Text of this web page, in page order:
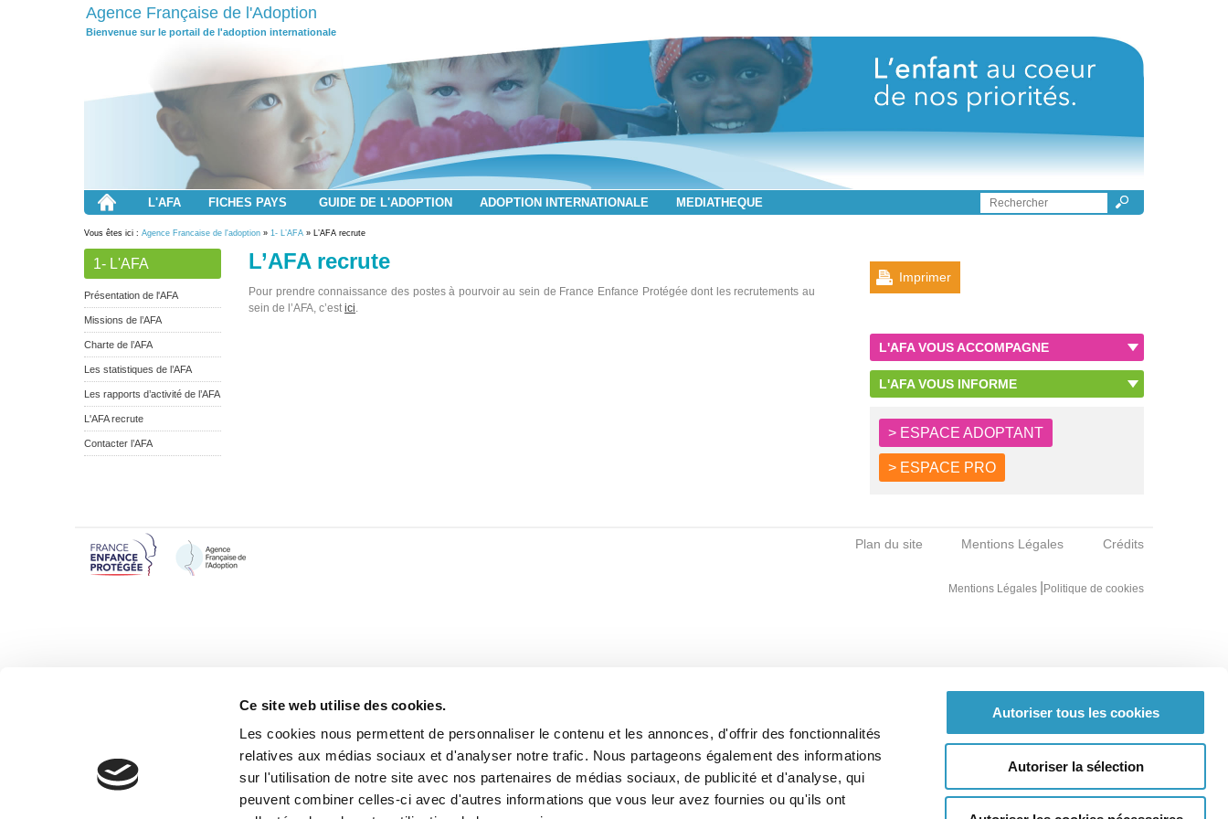
Ce site web utilise des cookies.
Les cookies nous permettent de personnaliser le contenu et les annonces, d'offrir des fonctionnalités
relatives aux médias sociaux et d'analyser notre trafic. Nous partageons également des informations
sur l'utilisation de notre site avec nos partenaires de médias sociaux, de publicité et d'analyse, qui
peuvent combiner celles-ci avec d'autres informations que vous leur avez fournies ou qu'ils ont
Autoriser tous les cookies
Autoriser la sélection
Agence Française de l'Adoption
Bienvenue sur le portail de l'adoption internationale
L'AFA FICHES PAYS GUIDE DE L'ADOPTION ADOPTION INTERNATIONALE MEDIATHEQUE
Vous êtes ici : Agence Francaise de l'adoption » 1- L’AFA » L’AFA recrute
1- L'AFA
Présentation de l'AFA
Missions de l’AFA
Charte de l’AFA
Les statistiques de l’AFA
Les rapports d’activité de l’AFA
L'AFA recrute
Contacter l’AFA
L’AFA recrute
Pour prendre connaissance des postes à pourvoir au sein de France Enfance Protégée dont les recrutements au
sein de l’AFA, c’estici.
Imprimer
L'AFA VOUS ACCOMPAGNE
L'AFA VOUS INFORME
> ESPACE ADOPTANT
> ESPACE PRO
Plan du site Mentions Légales Crédits
Mentions Légales Politique de cookies